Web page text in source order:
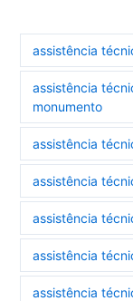
assistência
assistência
monumento
assistência
assistência
assistência
assistência
assistência